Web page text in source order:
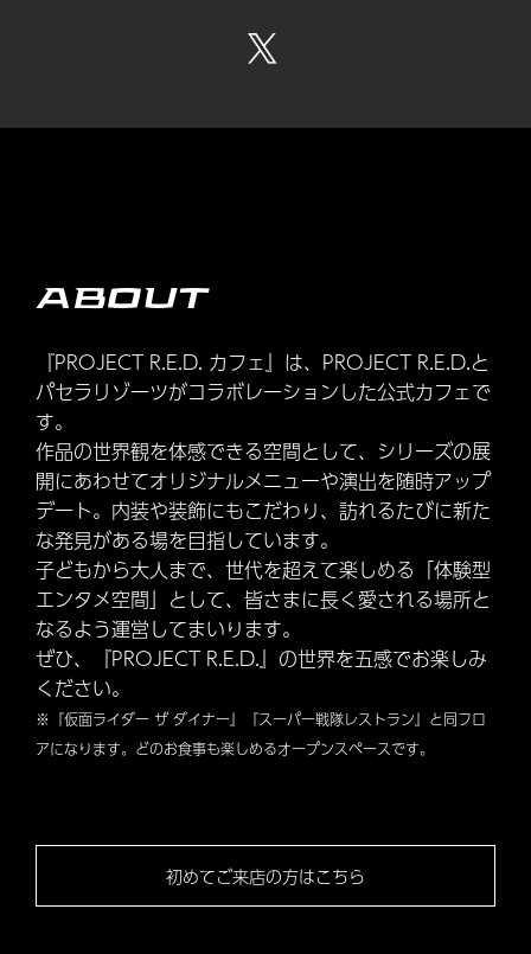
ABOUT
『PROJECT R.E.D. カフェ』は、PROJECT R.E.D.と
パセラリゾーツがコラボレーションした公式カフェで
す。
作品の世界観を体感できる空間として、シリーズの展
開にあわせてオリジナルメニューや演出を随時アップ
デート。内装や装飾にもこだわり、訪れるたびに新た
な発見がある場を目指しています。
子どもから大人まで、世代を超えて楽しめる「体験型
エンタメ空間」として、皆さまに長く愛される場所と
なるよう運営してまいります。
ぜひ、『PROJECT R.E.D.』の世界を五感でお楽しみ
ください。
※『仮面ライダー ザ ダイナー』『スーパー戦隊レストラン』と同フロ
アになります。どのお食事も楽しめるオープンスペースです。
初めてご来店の方はこちら